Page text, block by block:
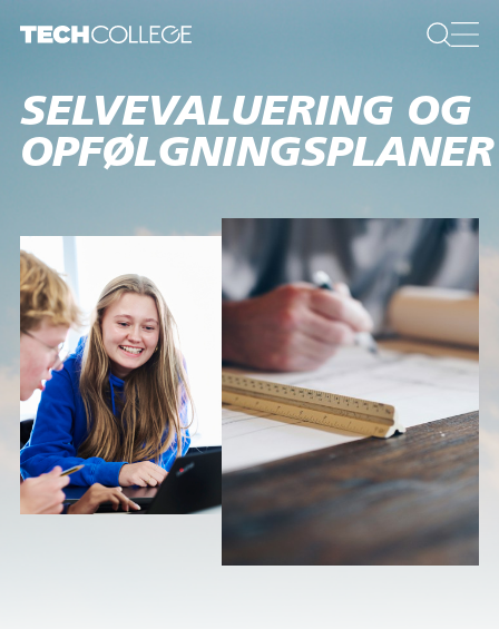
SELVEVALUERING OG
OPFØLGNINGSPLANER